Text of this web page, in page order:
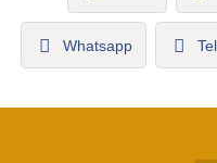
Whatsapp